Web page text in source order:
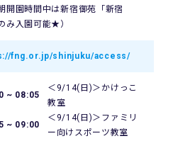
開園時間中は新宿御苑「新宿
み入園可能★）
fng.or.jp/shinjuku/access/
~ 08:05
＜9/14(日)＞かけっこ
教室
~ 09:00
＜9/14(日)＞ファミリ
ー向けスポーツ教室